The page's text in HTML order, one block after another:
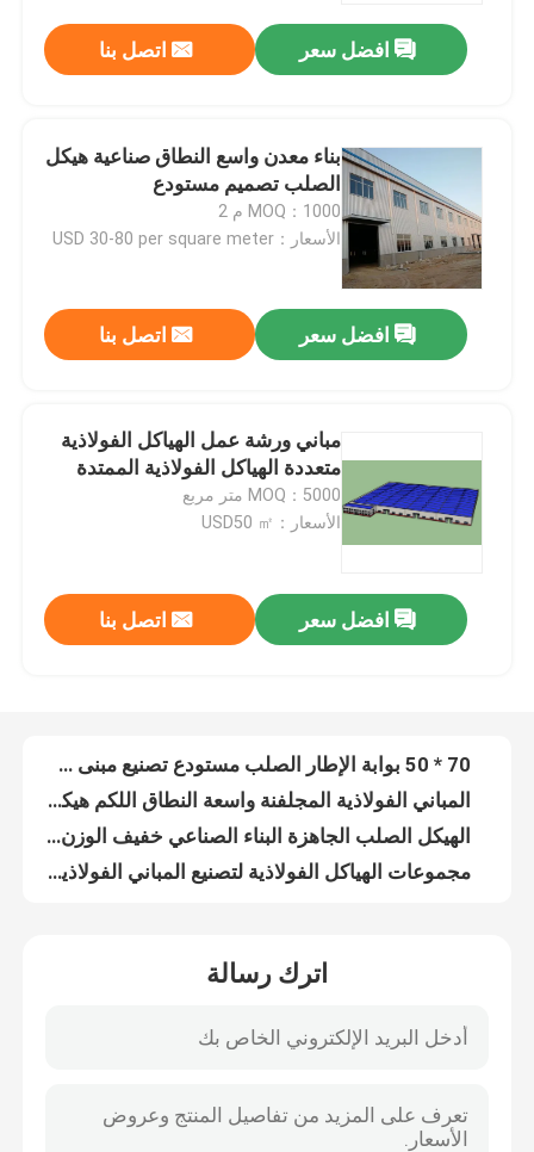
بيت
أشرطة فيديو
جولة في المعمل
رقابة جودة
مستودع الهيكل الصلب
هيكل فولاذي خفيف الوزن
افضل سعر اتصل بنا
بناء معدن واسع النطاق صناعية هيكل
الصلب تصميم مستودع
MOQ：1000 م 2
الأسعار：USD 30-80 per square meter
افضل سعر اتصل بنا
مباني ورشة عمل الهياكل الفولاذية
متعددة الهياكل الفولاذية الممتدة
MOQ：5000 متر مربع
الأسعار：USD50 ㎡
افضل سعر اتصل بنا
الهياكل الفولاذية الثقيلة مسبقة الصنع للتسوق ضد الغبار ISO9001
بناء الهيكل الصلب متعدد الطوابق الجاهزة للحريق ISO9001
OEM / ODM البناء الصلب المجلفن منصة البناء GB
الهيكل الصناعي الجاهز للهيكل الصلب بناء المستودعات
اترك رسالة